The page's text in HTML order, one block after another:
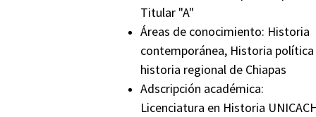
Titular "A"
Áreas de conocimiento: Historia
contemporánea, Historia política
historia regional de Chiapas
Adscripción académica:
Licenciatura en Historia